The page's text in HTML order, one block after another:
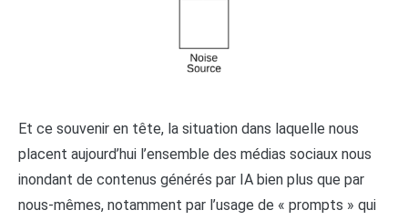
Et ce souvenir en tête, la situation dans laquelle nous
placent aujourd’hui l’ensemble des médias sociaux nous
inondant de contenus générés par IA bien plus que par
nous-mêmes, notamment par l’usage de « prompts » qui